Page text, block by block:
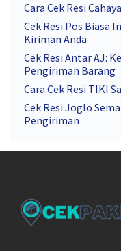
Cara Cek Resi
Cek Resi Pos Biasa
Kiriman Anda
Cek Resi Antar AJ:
Pengiriman Barang
Cara Cek Resi TIKI
Cek Resi Joglo
Pengiriman